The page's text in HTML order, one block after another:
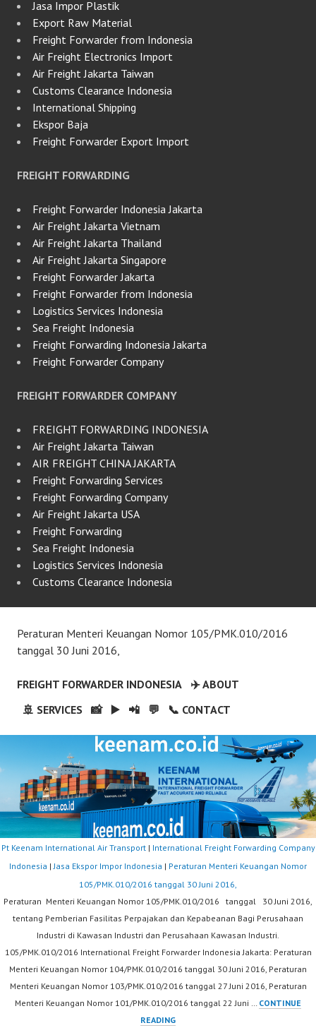
Jasa Impor Plastik
Export Raw Material
Freight Forwarder from Indonesia
Air Freight Electronics Import
Air Freight Jakarta Taiwan
Customs Clearance Indonesia
International Shipping
Ekspor Baja
Freight Forwarder Export Import
FREIGHT FORWARDING
Freight Forwarder Indonesia Jakarta
Air Freight Jakarta Vietnam
Air Freight Jakarta Thailand
Air Freight Jakarta Singapore
Freight Forwarder Jakarta
Freight Forwarder from Indonesia
Logistics Services Indonesia
Sea Freight Indonesia
Freight Forwarding Indonesia Jakarta
Freight Forwarder Company
FREIGHT FORWARDER COMPANY
FREIGHT FORWARDING INDONESIA
Air Freight Jakarta Taiwan
AIR FREIGHT CHINA JAKARTA
Freight Forwarding Services
Freight Forwarding Company
Air Freight Jakarta USA
Freight Forwarding
Sea Freight Indonesia
Logistics Services Indonesia
Customs Clearance Indonesia
Peraturan Menteri Keuangan Nomor 105/PMK.010/2016
tanggal 30 Juni 2016,
FREIGHT FORWARDER INDONESIA
✈️ ABOUT
🚢 SERVICES
📸 ▶️ 📲 💬 📞 CONTACT
Pt Keenam International Air Transport| International Freight Forwarding Company
Indonesia | Jasa Ekspor Impor Indonesia | Peraturan Menteri Keuangan Nomor
105/PMK.010/2016 tanggal 30 Juni 2016,
Peraturan Menteri Keuangan Nomor 105/PMK.010/2016 tanggal 30 Juni 2016,
tentang Pemberian Fasilitas Perpajakan dan Kepabeanan Bagi Perusahaan
Industri di Kawasan Industri dan Perusahaan Kawasan Industri.
105/PMK.010/2016 International Freight Forwarder Indonesia Jakarta: Peraturan
Menteri Keuangan Nomor 104/PMK.010/2016 tanggal 30 Juni 2016, Peraturan
Menteri Keuangan Nomor 103/PMK.010/2016 tanggal 27 Juni 2016, Peraturan
Menteri Keuangan Nomor 101/PMK.010/2016 tanggal 22 Juni … CONTINUE
READINGPERATURAN